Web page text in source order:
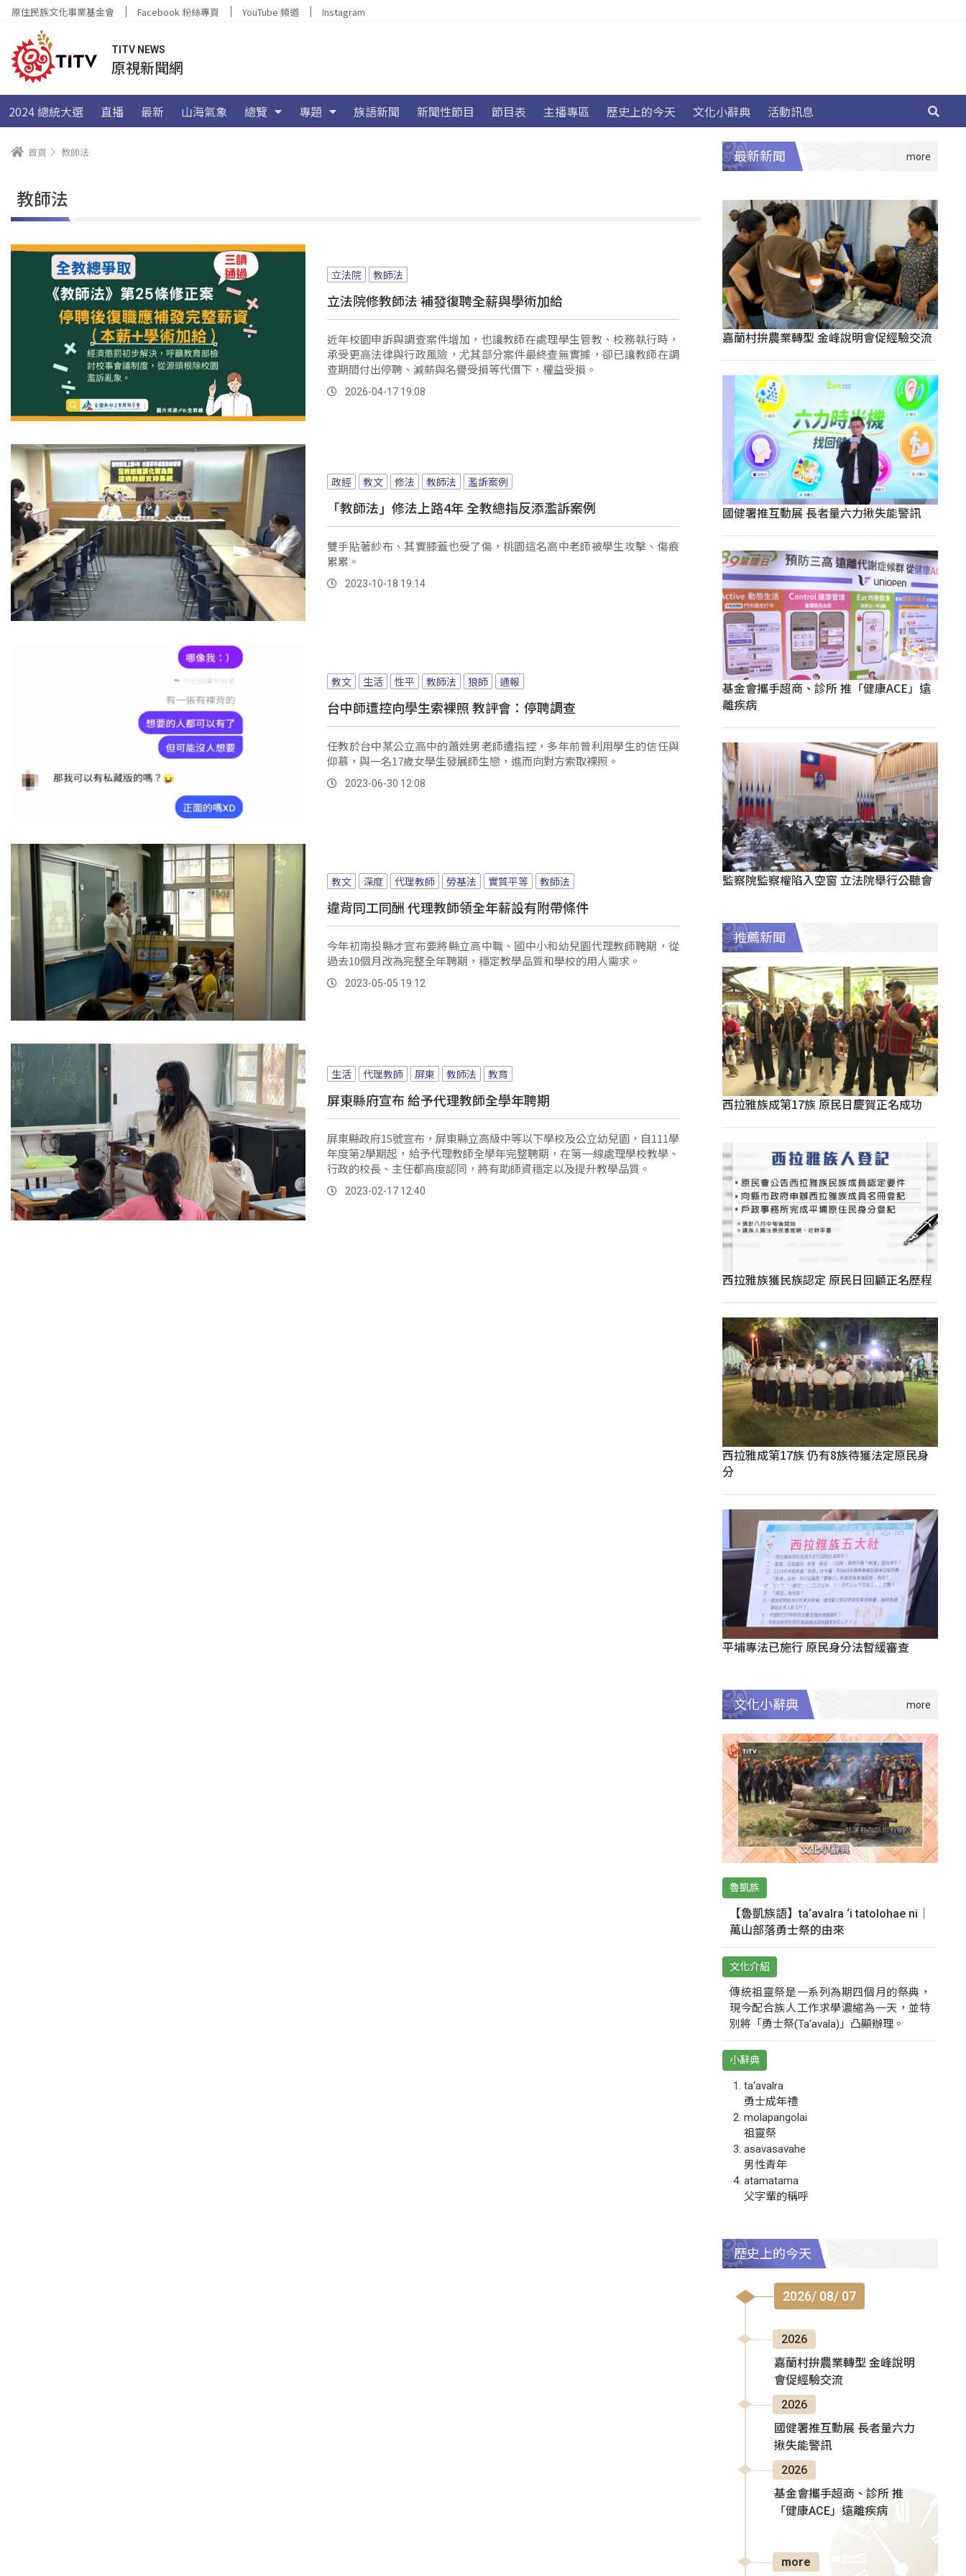
原住民族文化事業基金會 Facebook 粉絲專頁 YouTube 頻道 Instagram
TITV NEWS
原視新聞網
2024 總統大選 直播 最新 山海氣象 總覽 專題 族語新聞 新聞性節目 節目表 主播專區 歷史上的今天 文化小辭典 活動訊息
首頁 教師法
教師法
立法院 教師法
立法院修教師法 補發復聘全薪與學術加給
近年校園申訴與調查案件增加，也讓教師在處理學生管教、校務執行時，
承受更高法律與行政風險，尤其部分案件最終查無實據，卻已讓教師在調
查期間付出停聘、減薪與名譽受損等代價下，權益受損。
2026-04-17 19:08
政經 教文 修法 教師法 濫訴案例
「教師法」修法上路4年 全教總指反添濫訴案例
雙手貼著紗布、其實膝蓋也受了傷，桃園這名高中老師被學生攻擊、傷痕
累累。
2023-10-18 19:14
教文 生活 性平 教師法 狼師 通報
台中師遭控向學生索裸照 教評會：停聘調查
任教於台中某公立高中的蕭姓男老師遭指控，多年前曾利用學生的信任與
仰慕，與一名17歲女學生發展師生戀，進而向對方索取裸照。
2023-06-30 12:08
教文 深度 代理教師 勞基法 實質平等 教師法
違背同工同酬 代理教師領全年薪設有附帶條件
今年初南投縣才宣布要將縣立高中職、國中小和幼兒園代理教師聘期，從
過去10個月改為完整全年聘期，穩定教學品質和學校的用人需求。
2023-05-05 19:12
生活 代理教師 屏東 教師法 教育
屏東縣府宣布 給予代理教師全學年聘期
屏東縣政府15號宣布，屏東縣立高級中等以下學校及公立幼兒園，自111學
年度第2學期起，給予代理教師全學年完整聘期，在第一線處理學校教學、
行政的校長、主任都高度認同，將有助師資穩定以及提升教學品質。
2023-02-17 12:40
最新新聞
嘉蘭村拚農業轉型 金峰說明會促經驗交流
國健署推互動展 長者量六力揪失能警訊
基金會攜手超商、診所 推「健康ACE」遠
離疾病
監察院監察權陷入空窗 立法院舉行公聽會
推薦新聞
西拉雅族成第17族 原民日慶賀正名成功
西拉雅族獲民族認定 原民日回顧正名歷程
西拉雅成第17族 仍有8族待獲法定原民身
分
平埔專法已施行 原民身分法暫緩審查
文化小辭典
魯凱族
【魯凱族語】ta‘avalra ‘i tatolohae ni｜
萬山部落勇士祭的由來
文化介紹
傳統祖靈祭是一系列為期四個月的祭典，
現今配合族人工作求學濃縮為一天，並特
別將「勇士祭(Ta‘avala)」凸顯辦理。
小辭典
ta‘avalra
勇士成年禮
molapangolai
祖靈祭
asavasavahe
男性青年
atamatama
父字輩的稱呼
歷史上的今天
2026/ 08/ 07
2026
嘉蘭村拚農業轉型 金峰說明
會促經驗交流
2026
國健署推互動展 長者量六力
揪失能警訊
2026
基金會攜手超商、診所 推
「健康ACE」遠離疾病
more